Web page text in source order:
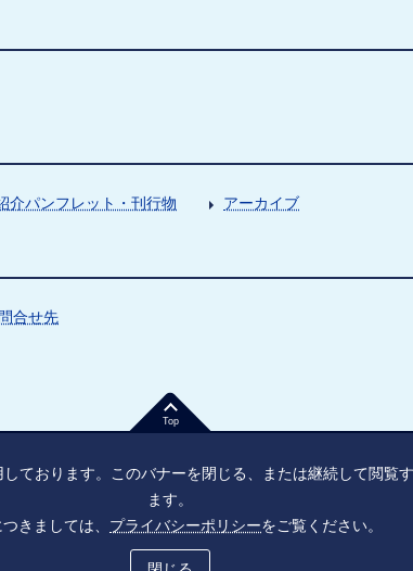
介パンフレット・刊行物 アーカイブ
問合せ先
Top
号：9010005023796 東京都千代田区大手町1丁目7番1号
ャル・ネットワーキング・サービス運用ポリシー
ております。このバナーを閉じる、または継続して閲覧
ます。
きましては、 プライバシーポリシーをご覧ください。